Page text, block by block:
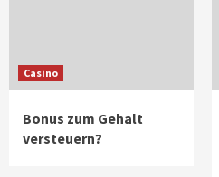
Casino
Bonus zum Gehalt
versteuern?